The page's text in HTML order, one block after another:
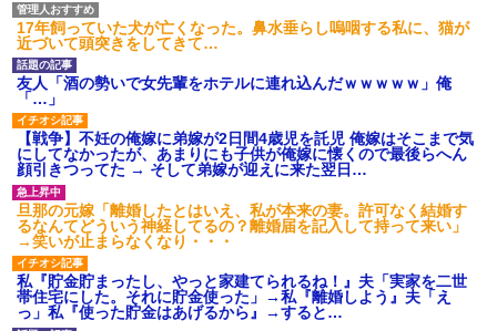
百年の恋12-899 食べた量を
張り合ってくる
【悲報】佐藤輝明・・・２軍
でも盛大にやらかす←あまり悲
しませないでくれ
17年飼っていた犬が亡くなった。鼻水垂らし嗚咽する私に、猫が
近づいて頭突きをしてきて…
友人「酒の勢いで女先輩をホテルに連れ込んだｗｗｗｗｗ」俺
「…」
【戦争】不妊の俺嫁に弟嫁が2日間4歳児を託児 俺嫁はそこまで気
にしてなかったが、あまりにも子供が俺嫁に懐くので最後らへん
顔引きつってた → そして弟嫁が迎えに来た翌日…
旦那の元嫁「離婚したとはいえ、私が本来の妻。許可なく結婚す
るなんてどういう神経してるの？離婚届を記入して持って来い」
→笑いが止まらなくなり・・・
私『貯金貯まったし、やっと家建てられるね！』夫「実家を二世
帯住宅にした。それに貯金使った」→私『離婚しよう』夫「え
っ」私『使った貯金はあげるから』→すると…